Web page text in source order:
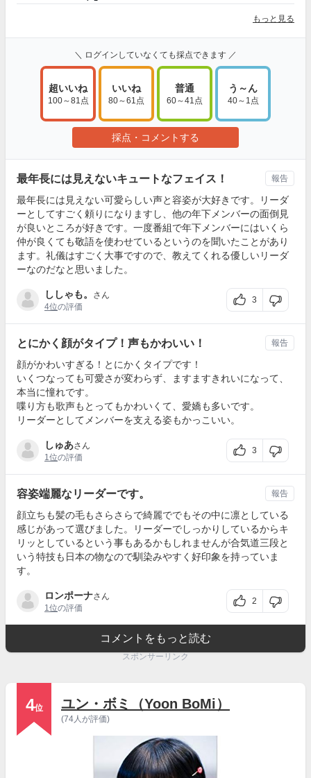
もっと見る
＼ ログインしていなくても採点できます ／
超いいね
100～81点
いいね
80～61点
普通
60～41点
う～ん
40～1点
採点・コメントする
最年長には見えないキュートなフェイス！
最年長には見えない可愛らしい声と容姿が大好きです。リーダ
ーとしてすごく頼りになりますし、他の年下メンバーの面倒見
が良いところが好きです。一度番組で年下メンバーにはいくら
仲が良くても敬語を使わせているというのを聞いたことがあり
ます。礼儀はすごく大事ですので、教えてくれる優しいリーダ
ーなのだなと思いました。
ししゃも。
さん
4位の評価
3
報告
とにかく顔がタイプ！声もかわいい！
顔がかわいすぎる！とにかくタイプです！
いくつなっても可愛さが変わらず、ますますきれいになって、
本当に憧れです。
喋り方も歌声もとってもかわいくて、愛嬌も多いです。
リーダーとしてメンバーを支える姿もかっこいい。
しゅあさん
1位の評価
3
報告
容姿端麗なリーダーです。
顔立ちも髪の毛もさらさらで綺麗ででもその中に凛としている
感じがあって選びました。リーダーでしっかりしているからキ
リッとしているという事もあるかもしれませんが合気道三段と
いう特技も日本の物なので馴染みやすく好印象を持っていま
す。
ロンポーナさん
1位の評価
2
報告
コメントをもっと読む
スポンサーリンク
4位 ユン・ボミ（Yoon BoMi）
(74人が評価)